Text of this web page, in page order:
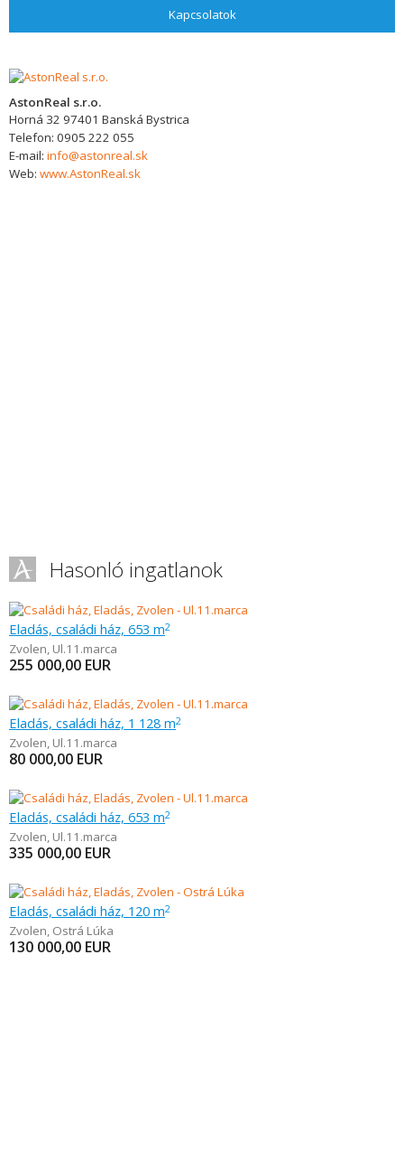
Kapcsolatok
AstonReal s.r.o.
Horná 32 97401 Banská Bystrica
Telefon: 0905 222 055
E-mail: info@astonreal.sk
Web: www.AstonReal.sk
Hasonló ingatlanok
Eladás, családi ház, 653 m2
Zvolen, Ul.11.marca
255 000,00 EUR
Eladás, családi ház, 1 128 m2
Zvolen, Ul.11.marca
80 000,00 EUR
Eladás, családi ház, 653 m2
Zvolen, Ul.11.marca
335 000,00 EUR
Eladás, családi ház, 120 m2
Zvolen, Ostrá Lúka
130 000,00 EUR